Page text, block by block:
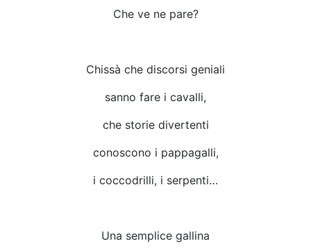
Che ve ne pare?
Chissà che discorsi geniali
sanno fare i cavalli,
che storie divertenti
conoscono i pappagalli,
i coccodrilli, i serpenti…
Una semplice gallina